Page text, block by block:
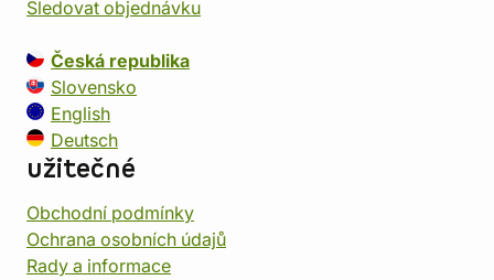
Sledovat objednávku
Česká republika
Slovensko
English
Deutsch
užitečné
Obchodní podmínky
Ochrana osobních údajů
Rady a informace